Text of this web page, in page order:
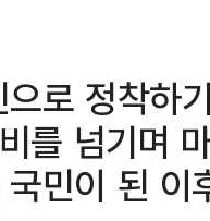
로 정착하
를 넘기며
민이 된